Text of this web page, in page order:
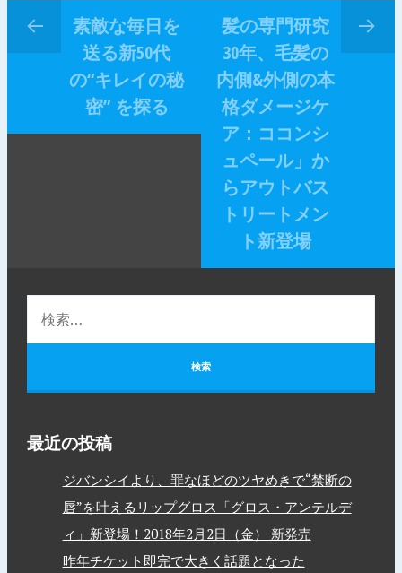
素敵な毎日を
送る新50代
の“キレイの秘
密” を探る
髪の専門研究
30年、毛髪の
内側&外側の本
格ダメージケ
ア：ココンシ
ュペール」か
らアウトバス
トリートメン
ト新登場
最近の投稿
ジバンシイより、罪なほどのツヤめきで“禁断の
唇”を叶えるリップグロス「グロス・アンテルデ
ィ」新登場！2018年2月2日（金） 新発売
昨年チケット即完で大きく話題となった